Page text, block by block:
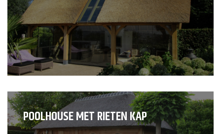
POOLHOUSE MET RIETEN KAP